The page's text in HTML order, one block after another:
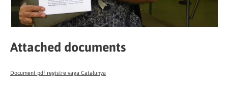
Attached documents
Document pdf registre vaga Catalunya